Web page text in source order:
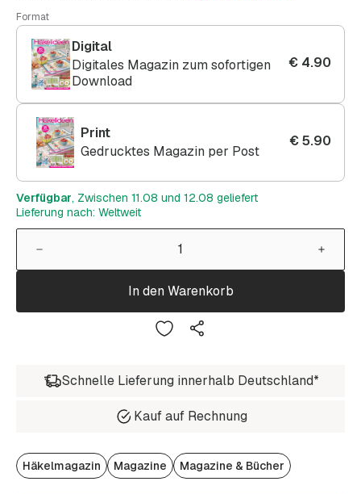
Format
Digital
Digitales Magazin zum sofortigen
Download
€ 4.90
Print
Gedrucktes Magazin per Post
€5.90
Verfügbar, Zwischen 11.08 und 12.08 geliefert
Lieferung nach: Weltweit
In den Warenkorb
Schnelle Lieferung innerhalb Deutschland*
Kauf auf Rechnung
Häkelmagazin Magazine Magazine & Bücher